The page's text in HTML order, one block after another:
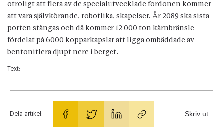
otroligt att flera av de specialutvecklade fordonen kommer
att vara självkörande, robotlika, skapelser. År 2089 ska sista
porten stängas och då kommer 12 000 ton kärnbränsle
fördelat på 6000 kopparkapslar att ligga ombäddade av
bentonitlera djupt nere i berget.
Text:
Dela artikel: Skriv ut